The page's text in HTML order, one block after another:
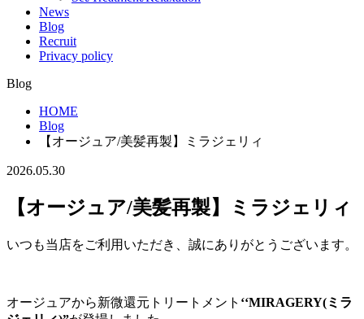
News
Blog
Recruit
Privacy policy
Blog
HOME
Blog
【オージュア/美髪再製】ミラジェリィ
2026.05.30
【オージュア/美髪再製】ミラジェリィ
いつも当店をご利用いただき、誠にありがとうございます。
オージュアから新微還元トリートメント ‘‘MIRAGERY(ミラ